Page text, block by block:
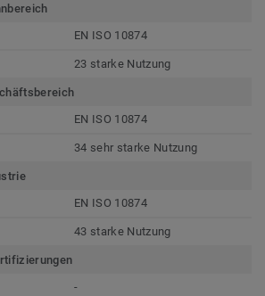
EN ISO 10874
23 starke Nutzung
EN ISO 10874
34 sehr starke Nutzung
EN ISO 10874
43 starke Nutzung
-